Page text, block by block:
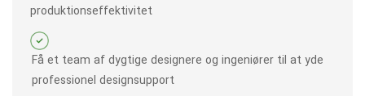
produktionseffektivitet
Få et team af dygtige designere og ingeniører til at yde
professionel designsupport